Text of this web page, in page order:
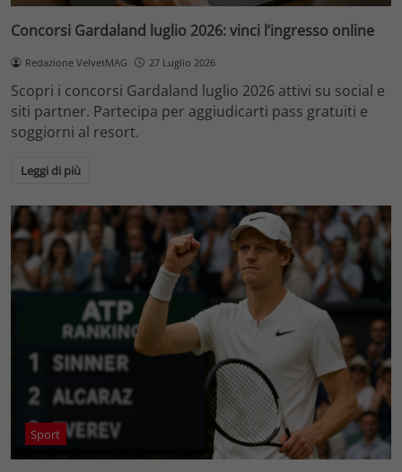
Concorsi Gardaland luglio 2026: vinci l’ingresso online
Redazione VelvetMAG 27 Luglio 2026
Scopri i concorsi Gardaland luglio 2026 attivi su social e
siti partner. Partecipa per aggiudicarti pass gratuiti e
soggiorni al resort.
Leggi di più
Sport